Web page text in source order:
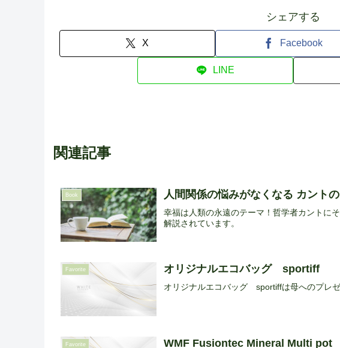
シェアする
X Facebook
LINE
関連記事
Book 人間関係の悩みがなくなる カント
幸福は人類の永遠のテーマ！哲学者カントに
解説されています。
Favorite オリジナルエコバッグ sportiff
オリジナルエコバッグ sportiffは母へのプレゼ
Favorite WMF Fusiontec Mineral Multi pot